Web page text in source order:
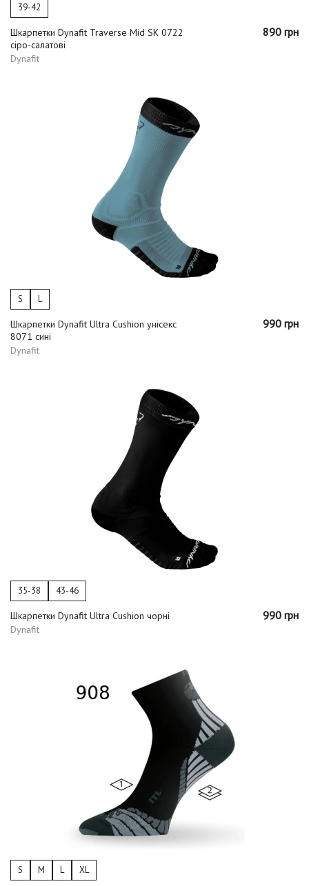
39-42
Шкарпетки Dynafit Traverse Mid SK 0722
сіро-салатові
Dynafit
890 грн
S L
Шкарпетки Dynafit Ultra Cushion унісекс
8071 сині
Dynafit
990 грн
35-38 43-46
Шкарпетки Dynafit Ultra Cushion чорні
Dynafit
990 грн
S M L XL